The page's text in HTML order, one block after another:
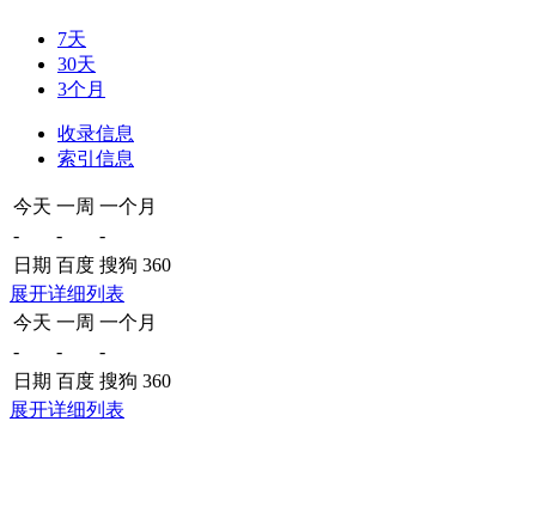
7天
30天
3个月
收录信息
索引信息
今天 一周 一个月
-
-
-
日期 百度 搜狗 360
展开详细列表
今天 一周 一个月
-
-
-
日期 百度 搜狗 360
展开详细列表